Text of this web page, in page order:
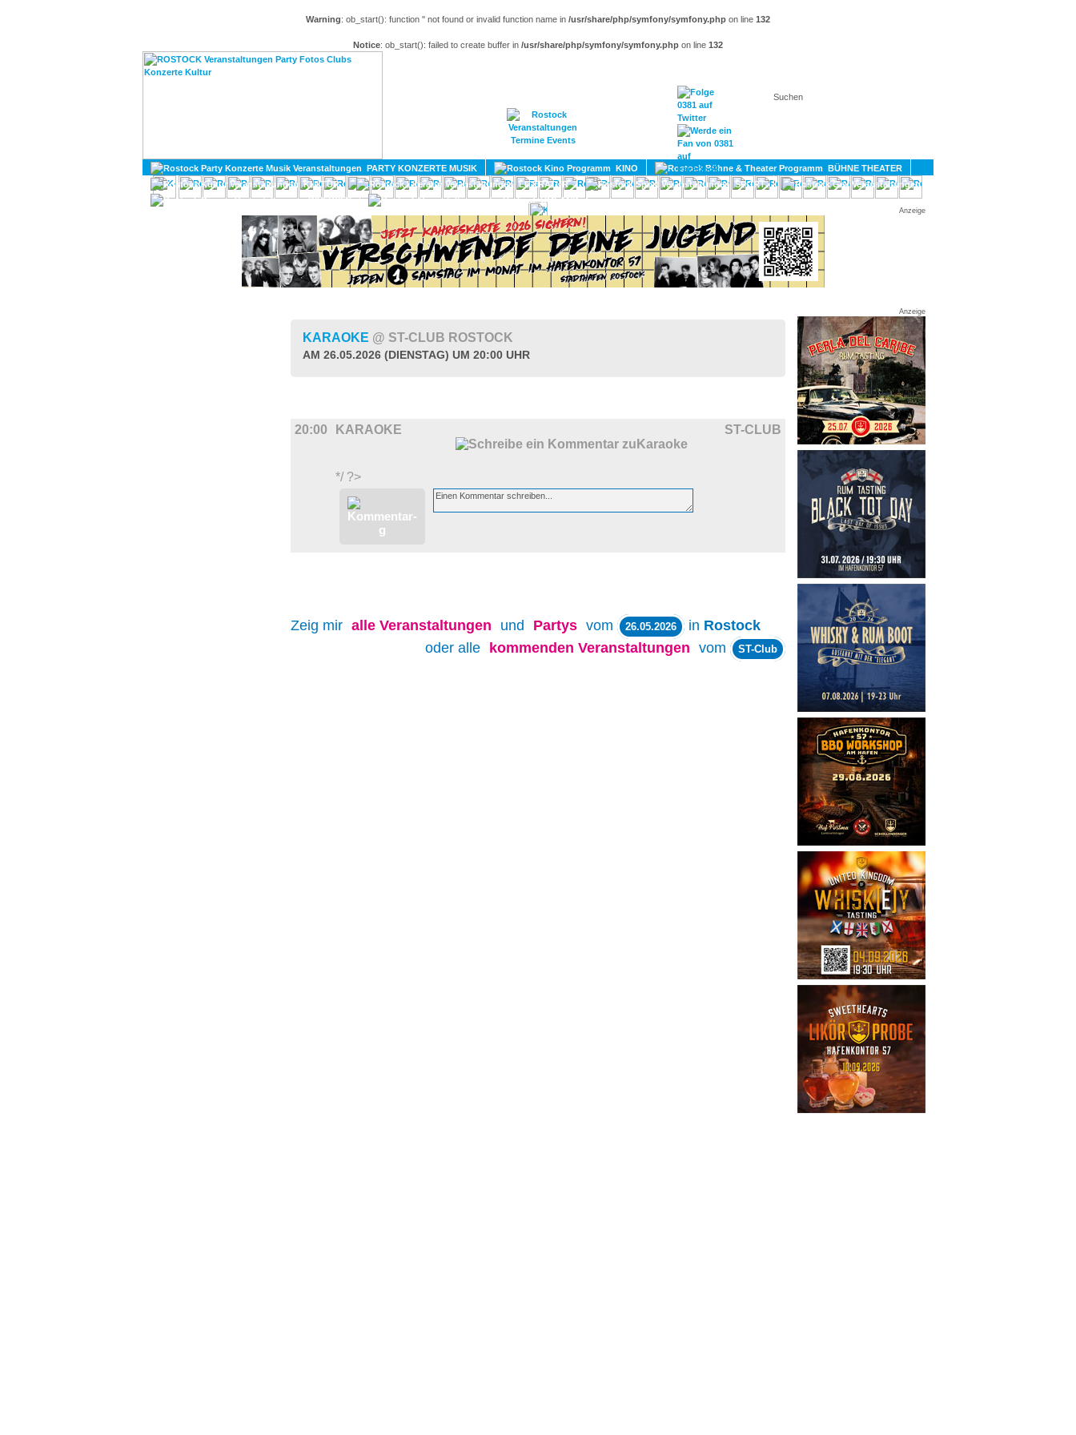
Warning: ob_start(): function '' not found or invalid function name in /usr/share/php/symfony/symfony.php on line 132
Notice: ob_start(): failed to create buffer in /usr/share/php/symfony/symfony.php on line 132
KONTAKT
PARTY KONZERTE MUSIK KINO
BÜHNE THEATER
KULTUR
LITERATUR SPORT
GAY
DIVERSES
UMLAND
Anzeige
Anzeige
KARAOKE @ ST-CLUB ROSTOCK
AM 26.05.2026 (DIENSTAG) UM 20:00 UHR
20:00 KARAOKE ST-CLUB
*/ ?>
Zeig mir alle Veranstaltungen und Partys vom 26.05.2026 in Rostock
oder alle
kommenden Veranstaltungen vom ST-Club